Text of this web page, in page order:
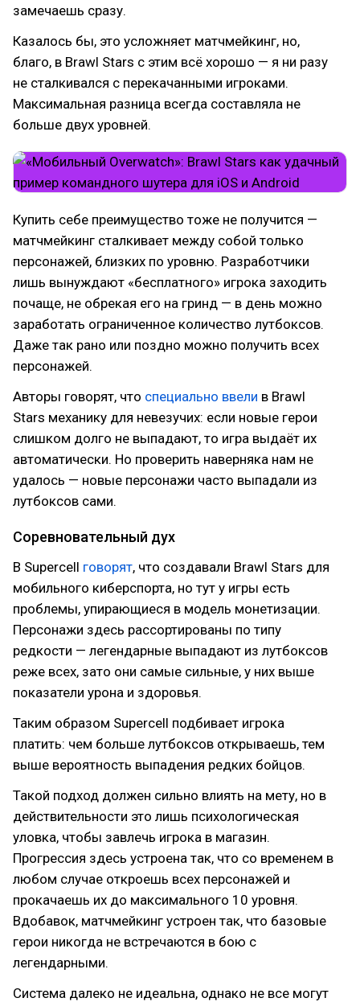
замечаешь сразу.
Казалось бы, это усложняет матчмейкинг, но,
благо, в Brawl Stars с этим всё хорошо — я ни разу
не сталкивался с перекачанными игроками.
Максимальная разница всегда составляла не
больше двух уровней.
Купить себе преимущество тоже не получится —
матчмейкинг сталкивает между собой только
персонажей, близких по уровню. Разработчики
лишь вынуждают «‎бесплатного» ‎игрока заходить
почаще, не обрекая его на гринд — в день можно
заработать ограниченное количество лутбоксов.
Даже так рано или поздно можно получить всех
персонажей.
Авторы говорят, что специально ввели в Brawl
Stars механику для невезучих: если новые герои
слишком долго не выпадают, то игра выдаёт их
автоматически. Но проверить наверняка нам не
удалось — новые персонажи часто выпадали из
лутбоксов сами.
Соревновательный дух
В Supercell говорят, что создавали Brawl Stars для
мобильного киберспорта, но тут у игры есть
проблемы, упирающиеся в модель монетизации.
Персонажи здесь рассортированы по типу
редкости — легендарные выпадают из лутбоксов
реже всех, зато они самые сильные, у них выше
показатели урона и здоровья.
Таким образом Supercell подбивает игрока
платить: чем больше лутбоксов открываешь, тем
выше вероятность выпадения редких бойцов.
Такой подход должен сильно влиять на мету, но в
действительности это лишь психологическая
уловка, чтобы завлечь игрока в магазин.
Прогрессия здесь устроена так, что со временем в
любом случае откроешь всех персонажей и
прокачаешь их до максимального 10 уровня.
Вдобавок, матчмейкинг устроен так, что базовые
герои никогда не встречаются в бою с
легендарными.
Система далеко не идеальна, однако не все могут